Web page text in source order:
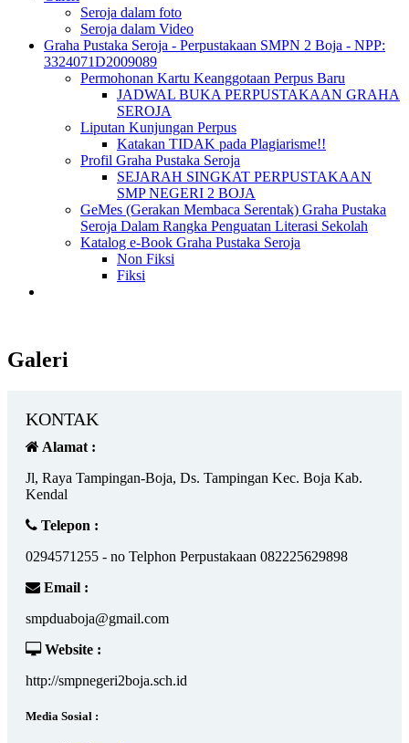
Seroja dalam foto
Seroja dalam Video
Graha Pustaka Seroja - Perpustakaan SMPN 2 Boja - NPP:
3324071D2009089
Permohonan Kartu Keanggotaan Perpus Baru
JADWAL BUKA PERPUSTAKAAN GRAHA
SEROJA
Liputan Kunjungan Perpus
Katakan TIDAK pada Plagiarisme!!
Profil Graha Pustaka Seroja
SEJARAH SINGKAT PERPUSTAKAAN
SMP NEGERI 2 BOJA
GeMes (Gerakan Membaca Serentak) Graha Pustaka
Seroja Dalam Rangka Penguatan Literasi Sekolah
Katalog e-Book Graha Pustaka Seroja
Non Fiksi
Fiksi
Galeri
KONTAK
Alamat :
Jl, Raya Tampingan-Boja, Ds. Tampingan Kec. Boja Kab.
Kendal
Telepon :
0294571255 - no Telphon Perpustakaan 082225629898
Email :
smpduaboja@gmail.com
Website :
http://smpnegeri2boja.sch.id
Media Sosial :